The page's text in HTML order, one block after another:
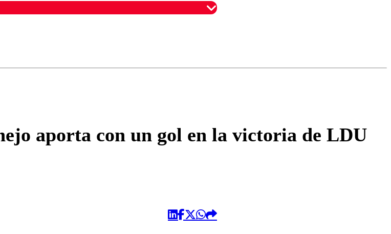
aporta con un gol en la victoria de LDU